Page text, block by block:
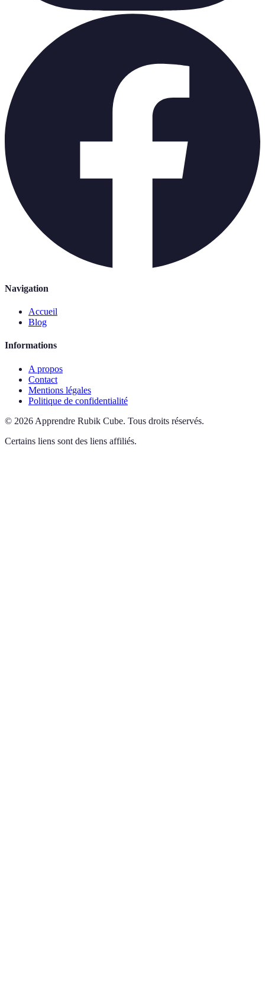
Navigation
Accueil
Blog
Informations
A propos
Contact
Mentions légales
Politique de confidentialité
© 2026 Apprendre Rubik Cube. Tous droits réservés.
Certains liens sont des liens affiliés.